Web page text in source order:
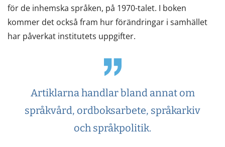
för de inhemska språken, på 1970-talet. I boken
kommer det också fram hur förändringar i samhället
har påverkat institutets uppgifter.
Artiklarna handlar bland annat om
språkvård, ordboksarbete, språkarkiv
och språkpolitik.